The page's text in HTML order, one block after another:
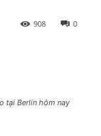
0
908
tại Berlin hôm nay